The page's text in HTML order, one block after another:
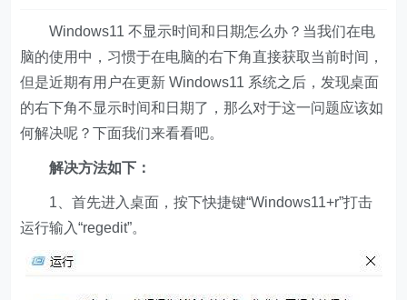
Windows11 不显示时间和日期怎么办？当我们在电
脑的使用中，习惯于在电脑的右下角直接获取当前时间，
但是近期有用户在更新 Windows11 系统之后，发现桌面
的右下角不显示时间和日期了，那么对于这一问题应该如
何解决呢？下面我们来看看吧。
解决方法如下：
1、首先进入桌面，按下快捷键“Windows11+r”打击
运行输入“regedit”。